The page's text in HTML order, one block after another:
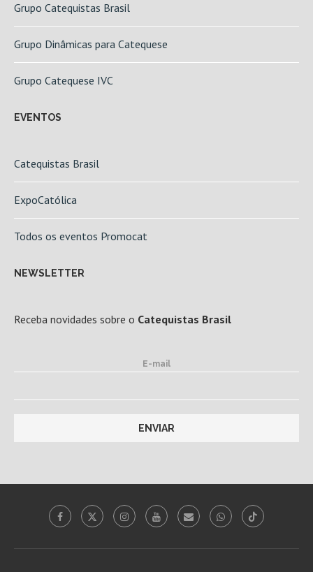
Grupo Catequistas Brasil
Grupo Dinâmicas para Catequese
Grupo Catequese IVC
EVENTOS
Catequistas Brasil
ExpoCatólica
Todos os eventos Promocat
NEWSLETTER
Receba novidades sobre o Catequistas Brasil
E-mail